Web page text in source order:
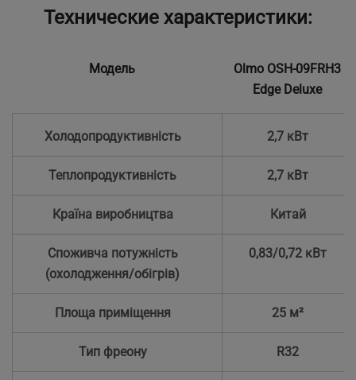
Технические характеристики:
Модель
Olmo OSH-09FRH3
Edge Deluxe
Холодопродуктивність 2,7 кВт
Теплопродуктивність 2,7 кВт
Країна виробництва Китай
Споживча потужність
(охолодження/обігрів)
0,83/0,72 кВт
Площа приміщення 25 м²
Тип фреону R32